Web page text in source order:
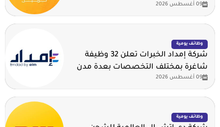
09 أغسطس 2026
وظائف يومية
شركة إمداد الخبرات تعلن 32 وظيفة
شاغرة بمختلف التخصصات بعدة مدن
09 أغسطس 2026
وظائف يومية